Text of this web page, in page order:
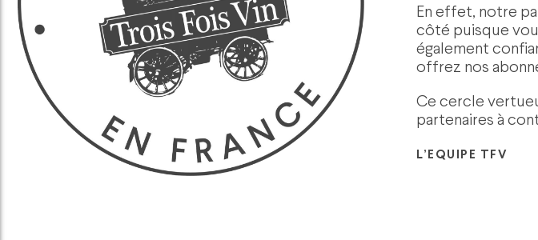
En effet, notre
côté puisque
également
offrez nos
Ce cercle
partenaires à
L’EQUIPE TFV